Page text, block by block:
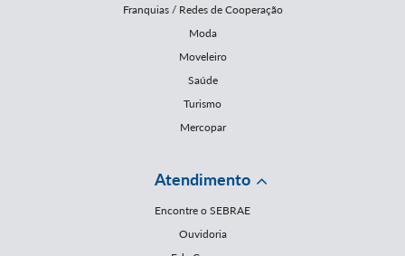
Franquias / Redes de Cooperação
Moda
Moveleiro
Saúde
Turismo
Mercopar
Atendimento
Encontre o SEBRAE
Ouvidoria